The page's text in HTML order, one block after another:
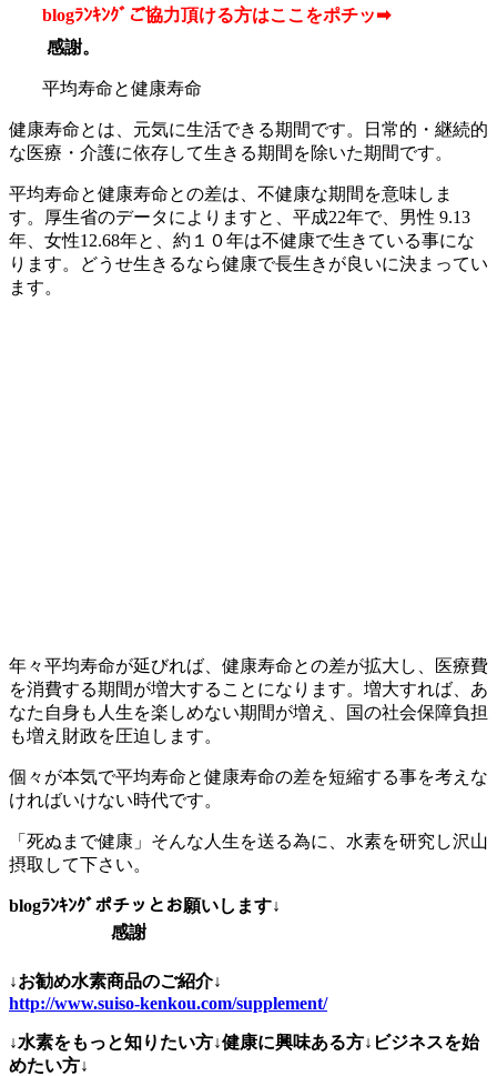
blogﾗﾝｷﾝｸﾞご協力頂ける方はここをポチッ➡
感謝。
平均寿命と健康寿命
健康寿命とは、元気に生活できる期間です。日常的・継続的
な医療・介護に依存して生きる期間を除いた期間です。
平均寿命と健康寿命との差は、不健康な期間を意味しま
す。厚生省のデータによりますと、平成22年で、男性 9.13
年、女性12.68年と、約１０年は不健康で生きている事にな
ります。どうせ生きるなら健康で長生きが良いに決まってい
ます。
年々平均寿命が延びれば、健康寿命との差が拡大し、医療費
を消費する期間が増大することになります。増大すれば、あ
なた自身も人生を楽しめない期間が増え、国の社会保障負担
も増え財政を圧迫します。
個々が本気で平均寿命と健康寿命の差を短縮する事を考えな
ければいけない時代です。
「死ぬまで健康」そんな人生を送る為に、水素を研究し沢山
摂取して下さい。
blogﾗﾝｷﾝｸﾞポチッとお願いします↓
感謝
↓お勧め水素商品のご紹介↓
http://www.suiso-kenkou.com/supplement/
↓水素をもっと知りたい方↓健康に興味ある方↓ビジネスを始
めたい方↓